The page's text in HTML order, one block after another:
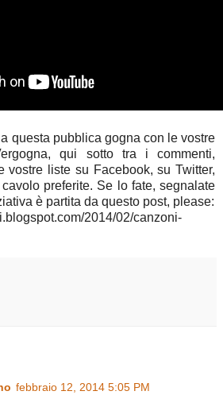
questa pubblica gogna con le vostre
qui sotto tra i commenti,
vostre liste su Facebook, su Twitter,
preferite. Se lo fate, segnalate
è partita da questo post, please:
2014/02/canzoni-
febbraio 12, 2014 5:05 PM